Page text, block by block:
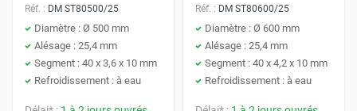
Réf. : DM ST80500/25
Diamètre : Ø 500 mm
Alésage : 25,4 mm
Segment : 40 x 3,6 x 10 mm
Refroidissement : à eau
Réf. : DM ST80600/25
Diamètre : Ø 600 mm
Alésage : 25,4 mm
Segment : 40 x 4,2 x 10 mm
Refroidissement : à eau